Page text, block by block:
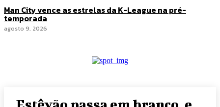
Man City vence as estrelas da K-League na pré-
temporada
agosto 9, 2026